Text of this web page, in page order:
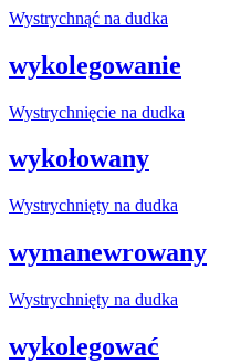
Wystrychnąć na dudka
wykolegowanie
Wystrychnięcie na dudka
wykołowany
Wystrychnięty na dudka
wymanewrowany
Wystrychnięty na dudka
wykolegować